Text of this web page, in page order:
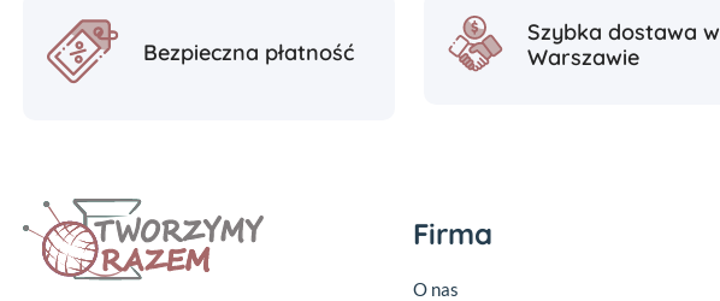
Bezpieczna płatność
Szybka dostawa w
Warszawie
Firma
O nas